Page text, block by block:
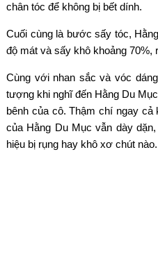
chân tóc để không bị bết dính.
Cuối cùng là bước sấy tóc,
độ mát và sấy khô khoảng 70%,
Cùng với nhan sắc và vóc
tượng khi nghĩ đến Hằng Du
bênh của cô. Thậm chí ngay
của Hằng Du Mục vẫn dày
hiệu bị rụng hay khô xơ chút nào.